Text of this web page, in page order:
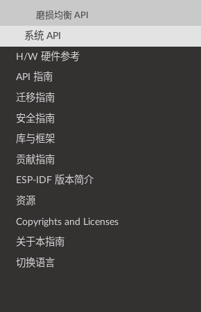
磨损均衡 API
系统 API
H/W 硬件参考
API 指南
迁移指南
安全指南
库与框架
贡献指南
ESP-IDF 版本简介
资源
Copyrights and Licenses
关于本指南
切换语言